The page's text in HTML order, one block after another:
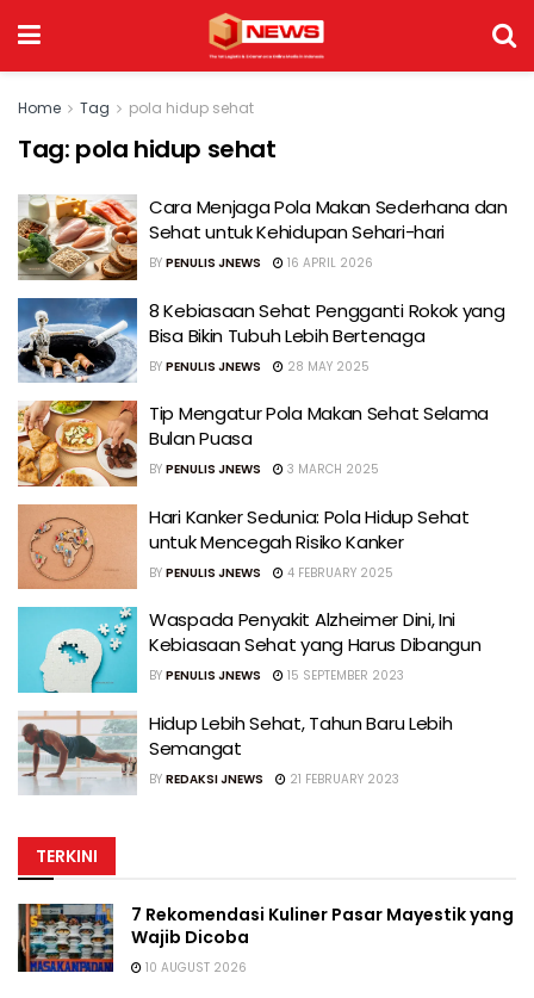
Home Tag pola hidup sehat
Tag: pola hidup sehat
Cara Menjaga Pola Makan Sederhana dan
Sehat untuk Kehidupan Sehari-hari
BY PENULIS JNEWS 16 APRIL 2026
8 Kebiasaan Sehat Pengganti Rokok yang
Bisa Bikin Tubuh Lebih Bertenaga
BY PENULIS JNEWS 28 MAY 2025
Tip Mengatur Pola Makan Sehat Selama
Bulan Puasa
BY PENULIS JNEWS 3 MARCH 2025
Hari Kanker Sedunia: Pola Hidup Sehat
untuk Mencegah Risiko Kanker
BY PENULIS JNEWS 4 FEBRUARY 2025
Waspada Penyakit Alzheimer Dini, Ini
Kebiasaan Sehat yang Harus Dibangun
BY PENULIS JNEWS 15 SEPTEMBER 2023
Hidup Lebih Sehat, Tahun Baru Lebih
Semangat
BY REDAKSI JNEWS 21 FEBRUARY 2023
TERKINI
7 Rekomendasi Kuliner Pasar Mayestik yang
Wajib Dicoba
10 AUGUST 2026